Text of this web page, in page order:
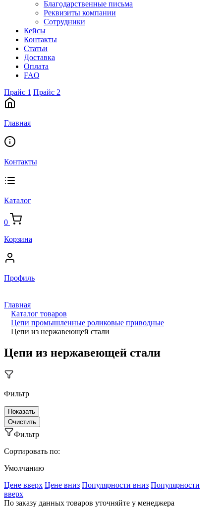
Благодарственные письма
Реквизиты компании
Сотрудники
Кейсы
Контакты
Статьи
Доставка
Оплата
FAQ
Прайс 1 Прайс 2
Главная
Контакты
Каталог
0
Корзина
Профиль
Главная
Каталог товаров
Цепи промышленные роликовые приводные
Цепи из нержавеющей стали
Цепи из нержавеющей стали
Фильтр
Фильтр
Сортировать по:
Умолчанию
Ценe вверх Ценe вниз Популярности вниз Популярности
вверх
По заказу данных товаров уточняйте у менеджера